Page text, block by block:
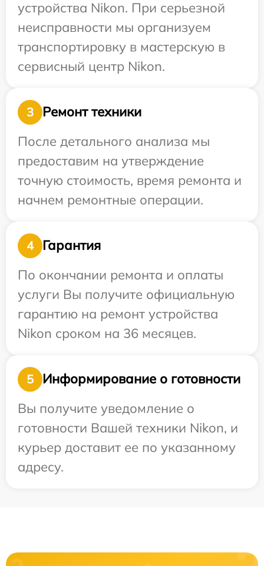
устройства Nikon. При серьезной
неисправности мы организуем
транспортировку в мастерскую в
сервисный центр Nikon.
3
Ремонт техники
После детального анализа мы
предоставим на утверждение
точную стоимость, время ремонта и
начнем ремонтные операции.
4
Гарантия
По окончании ремонта и оплаты
услуги Вы получите официальную
гарантию на ремонт устройства
Nikon сроком на 36 месяцев.
5
Информирование о готовности
Вы получите уведомление о
готовности Вашей техники Nikon, и
курьер доставит ее по указанному
адресу.